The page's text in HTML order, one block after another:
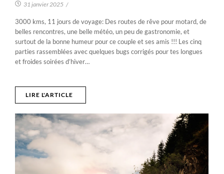
31 janvier 2025 /
3000 kms, 11 jours de voyage: Des routes de rêve pour motard, de
belles rencontres, une belle météo, un peu de gastronomie, et
surtout de la bonne humeur pour ce couple et ses amis !!! Les cinq
parties rassemblées avec quelques bugs corrigés pour tes longues
et froides soirées d’hiver…
LIRE L'ARTICLE